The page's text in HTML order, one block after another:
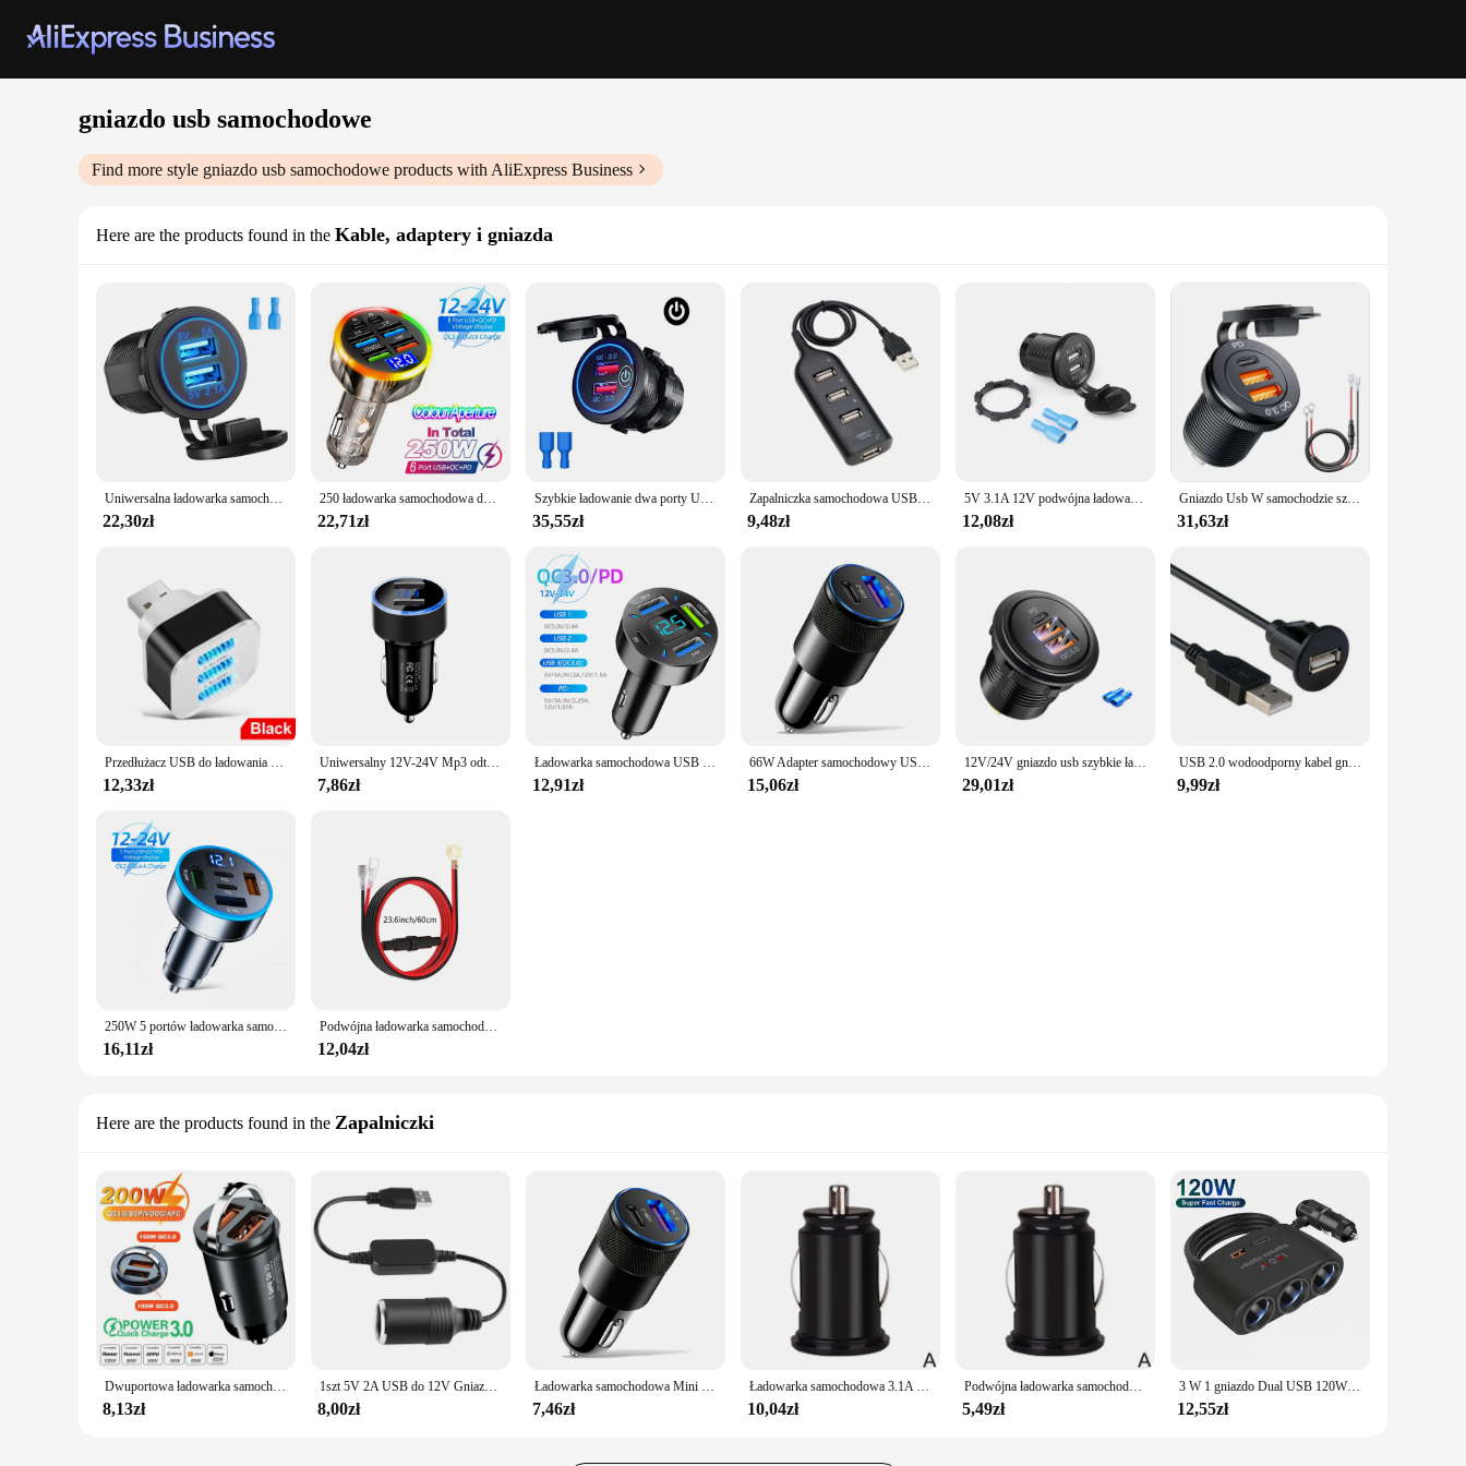
gniazdo usb samochodowe
Find more style gniazdo usb samochodowe products with AliExpress Business
Here are the products found in the Kable, adaptery i gniazda
Uniwersalna ładowarka samochodowa i motocyklowa lampa LED USB TYPE-C ładowarka wodoodporna lampa do samochodu ciężarowego ATV łodzi
22,30zł
250 ładowarka samochodowa do szybkiego ładowania zapalniczki Adapter 6-portowy USB A + USB C ładowarka do telefonu iPhone Xiaomi Samsung
22,71zł
Szybkie ładowanie dwa porty USB ładowarka samochodowa Waterpoof szybka gniazdo ładowania listwa sieciowa z lampką LED do ładowania samochodu motocyklowego
35,55zł
Zapalniczka samochodowa USB 2.0 Hight Speed 4 Port USB Hub rozgałęźnik do gniazdka do komputer stancjonarny biura w domu telefon Auto
9,48zł
5V 3.1A 12V podwójna ładowarka samochodowa USB z panelem wodoodporne gniazdo zasilacza do pojazdu ciężarówki łodzi motocykl
12,08zł
Gniazdo Usb W samochodzie szybkie ładowanie PD 3.0 ładowarka samochodowa 60W gniazdo wyjściowe dla 12V 24V motorówka Marine Truck ATV
31,63zł
Przedłużacz USB do ładowania 2.0 3-portowy rozszerzony rozdzielacz USB z lampka z wtyczką wskaźnika i odtwarzanie 3 w 1 dla hubów smartfonów
12,33zł
Uniwersalny 12V-24V Mp3 odtwarzacz Bluetooth nadajnik FM szybki podwójny Adapter ładowarki samochodowej USB LED wyświetlacz ABS ładowarka samochodowa
7,86zł
Ładowarka samochodowa USB 66W szybkie ładowanie PD QC3.0 z woltomierzem gniazdo zapalniczki zasilacz do iPhone 11 12 Samsung Xiaomi
12,91zł
66W Adapter samochodowy USB szybka Super ładowarka samochodowa zapalniczka PD USB ładowarka samochodowa akcesoria do iPhone Xiaomi Samsung
15,06zł
12V/24V gniazdo usb szybkie ładowanie 3 0 wyjście USB USB-C PD i dwa porty QC3.0 do łodzi motorówki
29,01zł
USB 2.0 wodoodporny kabel gniazdo męskie do żeńskiego deski rozdzielczej samochodu przedłużacz linii Stereo do motocykla
9,99zł
250W 5 portów ładowarka samochodowa szybkie ładowanie PD QC3.0 USB C ładowarka samochodowa Adapter do telefonu iPhone Samsung Huawei Xiaomi
16,11zł
Podwójna ładowarka samochodowa Qc3.0 Gniazdo zapalniczki Wodoodporne szybkie ładowanie USB z przełącznikiem woltomierza Adapter szybkiego ładowania 12/24 V
12,04zł
Here are the products found in the Zapalniczki
Dwuportowa ładowarka samochodowa 200W Mini USB Ultra szybkie ładowanie Gniazdo zapalniczki 12-24V Aluminiowy adapter do ładowania telefonu komórkowego
8,13zł
1szt 5V 2A USB do 12V Gniazdo zapalniczki USB męski do żeńskiego Adapter do zapalniczki samochodowej Akcesoria do elektroniki samochodowej
8,00zł
Ładowarka samochodowa Mini USB-C PD 3.1A ładowarka do telefonu Iphone Xiaomi Samsung szybka ładowarka gniazdo zapalniczki USB ładowarka
7,46zł
Ładowarka samochodowa 3.1A Szybkie ładowanie Podwójny port USB Zapalniczka Telefon Zasilacz USB Ładowarka 12v 24v Do wszystkich smartfonów
10,04zł
Podwójna ładowarka samochodowa USB 2.4A 5V 2 Port zapalniczka USB zasilacz szybkie ładowanie ładowarka samochodowa dla wszystkich smartfonów
5,49zł
3 W 1 gniazdo Dual USB 120W zapalniczka samochodowa 12V 24V szybki zasilacz do telefonu wtyczka ładowarki wideorejestrator samochodowy GPS Dashcam
12,55zł